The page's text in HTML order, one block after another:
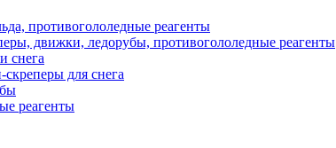
противогололедные реагенты
движки, ледорубы, противогололедные реагенты
снега
для снега
реагенты